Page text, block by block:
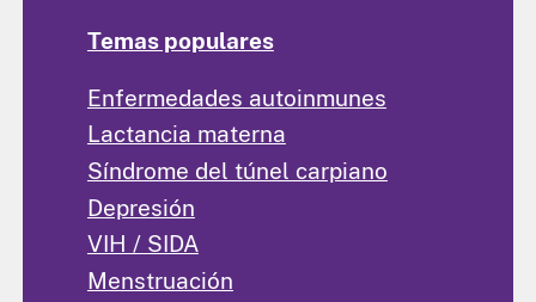
Temas populares
Enfermedades autoinmunes
Lactancia materna
Síndrome del túnel carpiano
Depresión
VIH / SIDA
Menstruación